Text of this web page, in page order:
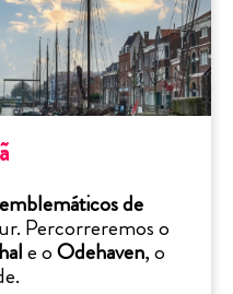
de
Percorreremos o
e oOdehaven, o